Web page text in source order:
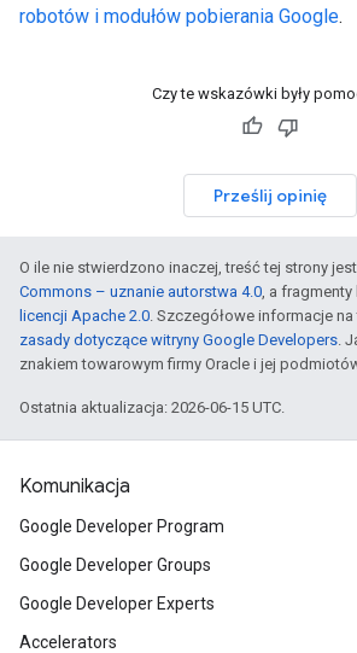
robotów i modułów pobierania Google.
Czy te wskazówki były
Prześlij opinię
O ile nie stwierdzono inaczej, treść tej strony
Commons – uznanie autorstwa 4.0, a
licencji Apache 2.0. Szczegółowe informacje
zasady dotyczące witryny Google Developers.
znakiem towarowym firmy Oracle i jej
Ostatnia aktualizacja: 2026-06-15 UTC.
Komunikacja
Google Developer Program
Google Developer Groups
Google Developer Experts
Accelerators